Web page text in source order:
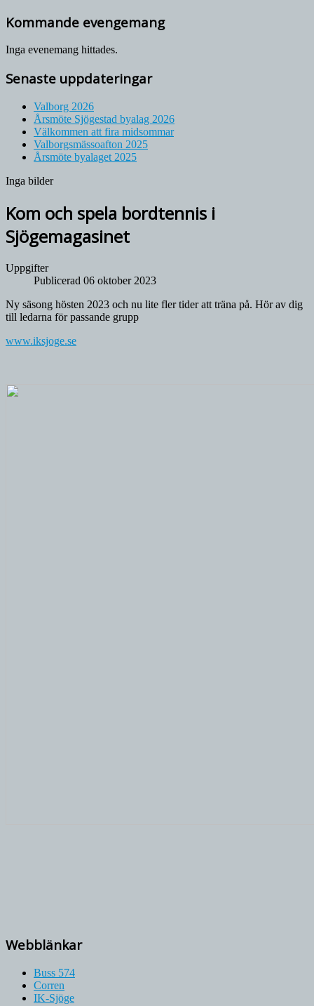
Kommande evengemang
Inga evenemang hittades.
Senaste uppdateringar
Valborg 2026
Årsmöte Sjögestad byalag 2026
Välkommen att fira midsommar
Valborgsmässoafton 2025
Årsmöte byalaget 2025
Inga bilder
Kom och spela bordtennis i
Sjögemagasinet
Uppgifter
Publicerad 06 oktober 2023
Ny säsong hösten 2023 och nu lite fler tider att träna på. Hör av dig
till ledarna för passande grupp
www.iksjoge.se
Webblänkar
Buss 574
Corren
IK-Sjöge